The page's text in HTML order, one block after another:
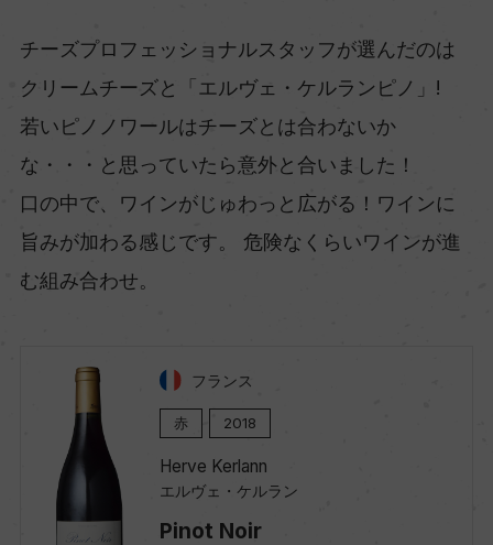
チーズプロフェッショナルスタッフが選んだのは
クリームチーズと「エルヴェ・ケルランピノ」!
若いピノノワールはチーズとは合わないか
な・・・と思っていたら意外と合いました！
口の中で、ワインがじゅわっと広がる！ワインに
旨みが加わる感じです。 危険なくらいワインが進
む組み合わせ。
フランス
赤 2018
Herve Kerlann
エルヴェ・ケルラン
Pinot Noir